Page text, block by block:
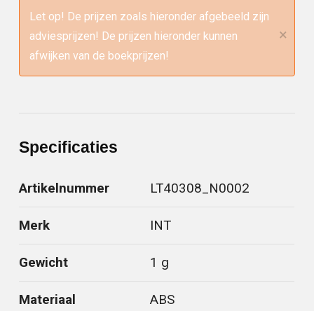
Let op! De prijzen zoals hieronder afgebeeld zijn
adviesprijzen! De prijzen hieronder kunnen
afwijken van de boekprijzen!
×
Specificaties
Artikelnummer LT40308_N0002
Merk INT
Gewicht 1 g
Materiaal ABS